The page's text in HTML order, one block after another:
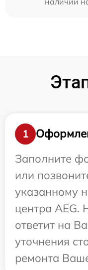
1
Заполните
или
указанному
центра AEG.
ответит на
уточнения
ремонта